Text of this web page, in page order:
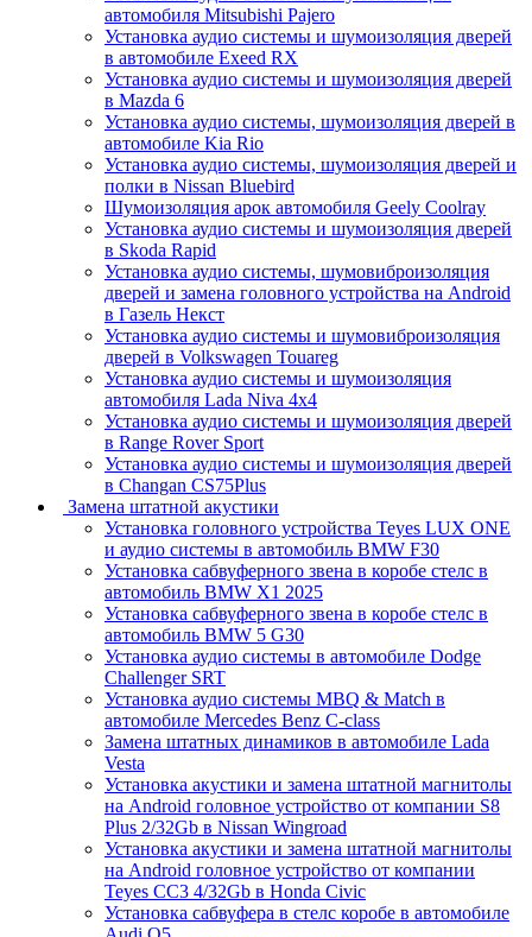
автомобиля Mitsubishi Pajero
Установка аудио системы и шумоизоляция дверей
в автомобиле Exeed RX
Установка аудио системы и шумоизоляция дверей
в Mazda 6
Установка аудио системы, шумоизоляция дверей в
автомобиле Kia Rio
Установка аудио системы, шумоизоляция дверей и
полки в Nissan Bluebird
Шумоизоляция арок автомобиля Geely Coolray
Установка аудио системы и шумоизоляция дверей
в Skoda Rapid
Установка аудио системы, шумовиброизоляция
дверей и замена головного устройства на Android
в Газель Некст
Установка аудио системы и шумовиброизоляция
дверей в Volkswagen Touareg
Установка аудио системы и шумоизоляция
автомобиля Lada Niva 4x4
Установка аудио системы и шумоизоляция дверей
в Range Rover Sport
Установка аудио системы и шумоизоляция дверей
в Changan CS75Plus
Замена штатной акустики
Установка головного устройства Teyes LUX ONE
и аудио системы в автомобиль BMW F30
Установка сабвуферного звена в коробе стелс в
автомобиль BMW X1 2025
Установка сабвуферного звена в коробе стелс в
автомобиль BMW 5 G30
Установка аудио системы в автомобиле Dodge
Challenger SRT
Установка аудио системы MBQ & Match в
автомобиле Mercedes Benz C-class
Замена штатных динамиков в автомобиле Lada
Vesta
Установка акустики и замена штатной магнитолы
на Android головное устройство от компании S8
Plus 2/32Gb в Nissan Wingroad
Установка акустики и замена штатной магнитолы
на Android головное устройство от компании
Teyes CC3 4/32Gb в Honda Civic
Установка сабвуфера в стелс коробе в автомобиле